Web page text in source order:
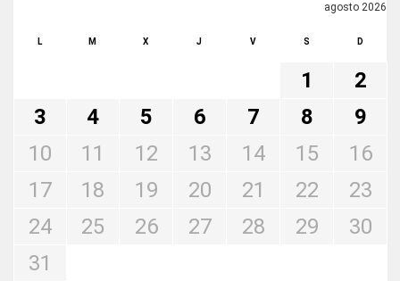
agosto 2026
L M X J V S D
1
2
3
4 5 6 7 8
9
10
11 12 13 14 15
16
17
18 19 20 21 22
23
24
25 26 27 28 29
30
31